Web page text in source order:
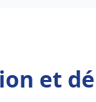
et